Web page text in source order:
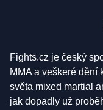
Fights.cz je český
MMA a veškeré dění
světa mixed martial
jak dopadly už